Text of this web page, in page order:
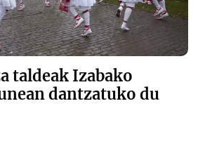
taldeak Izabako
dantzatuko du